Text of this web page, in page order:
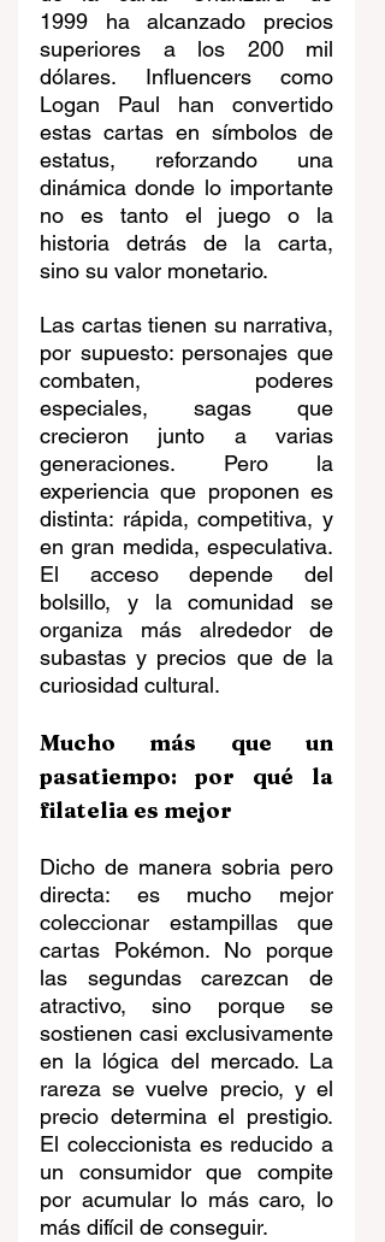
1999 ha alcanzado precios
superiores a los 200 mil
dólares. Influencers como
Logan Paul han convertido
estas cartas en símbolos de
estatus, reforzando una
dinámica donde lo importante
no es tanto el juego o la
historia detrás de la carta,
sino su valor monetario.
Las cartas tienen su narrativa,
por supuesto: personajes que
combaten, poderes
especiales, sagas que
crecieron junto a varias
generaciones. Pero la
experiencia que proponen es
distinta: rápida, competitiva, y
en gran medida, especulativa.
El acceso depende del
bolsillo, y la comunidad se
organiza más alrededor de
subastas y precios que de la
curiosidad cultural.
Mucho más que un
pasatiempo: por qué la
filatelia es mejor
Dicho de manera sobria pero
directa: es mucho mejor
coleccionar estampillas que
cartas Pokémon. No porque
las segundas carezcan de
atractivo, sino porque se
sostienen casi exclusivamente
en la lógica del mercado. La
rareza se vuelve precio, y el
precio determina el prestigio.
El coleccionista es reducido a
un consumidor que compite
por acumular lo más caro, lo
más difícil de conseguir.